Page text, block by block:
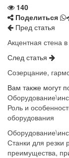
140
Поделиться
Пред статья
Акцентная стена
След статья
Созерцание,
Вам также могут
Роль и
оборудования
Станки для резки
преимущества,